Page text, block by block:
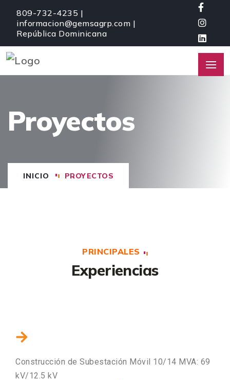
809-732-4235 |
informacion@gemsagrp.com |
República Dominicana
Proyectos
INICIO PROYECTOS
PRINCIPALES
Experiencias
Construcción de Subestación Móvil 10/14 MVA: 69
kV/12.5 kV